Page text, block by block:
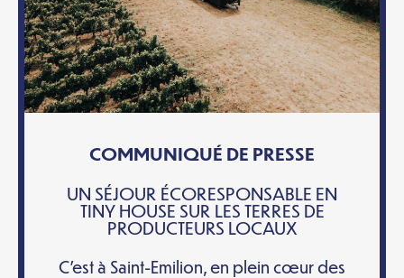
COMMUNIQUÉ DE PRESSE
UN SÉJOUR ÉCORESPONSABLE EN
TINY HOUSE SUR LES TERRES DE
PRODUCTEURS LOCAUX
C’est à Saint-Emilion, en plein cœur des